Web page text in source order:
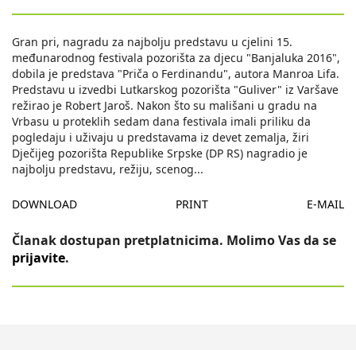
Gran pri, nagradu za najbolju predstavu u cjelini 15.
međunarodnog festivala pozorišta za djecu "Banjaluka 2016",
dobila je predstava "Priča o Ferdinandu", autora Manroa Lifa.
Predstavu u izvedbi Lutkarskog pozorišta "Guliver" iz Varšave
režirao je Robert Jaroš. Nakon što su mališani u gradu na
Vrbasu u proteklih sedam dana festivala imali priliku da
pogledaju i uživaju u predstavama iz devet zemalja, žiri
Dječijeg pozorišta Republike Srpske (DP RS) nagradio je
najbolju predstavu, režiju, scenog...
DOWNLOAD PRINT E-MAIL
Članak dostupan pretplatnicima. Molimo Vas da se
prijavite.